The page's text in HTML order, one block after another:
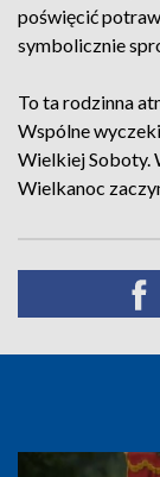
poświęcić
symbolicznie
To ta rodzinna
Wspólne
Wielkiej Soboty.
Wielkanoc